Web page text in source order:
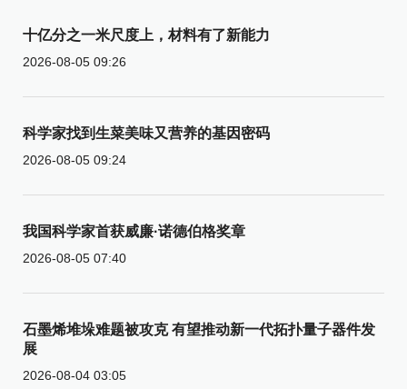
十亿分之一米尺度上，材料有了新能力
2026-08-05 09:26
科学家找到生菜美味又营养的基因密码
2026-08-05 09:24
我国科学家首获威廉·诺德伯格奖章
2026-08-05 07:40
石墨烯堆垛难题被攻克 有望推动新一代拓扑量子器件发
展
2026-08-04 03:05